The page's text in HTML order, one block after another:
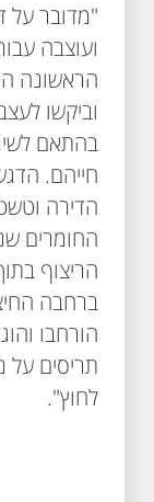
"מדובר על
ועוצבה
וביקשו
בהתאם
חייהם.
הדירה
החומרים
הריצוף
ברחבה
הורחבו
תריסים על
לחוץ".